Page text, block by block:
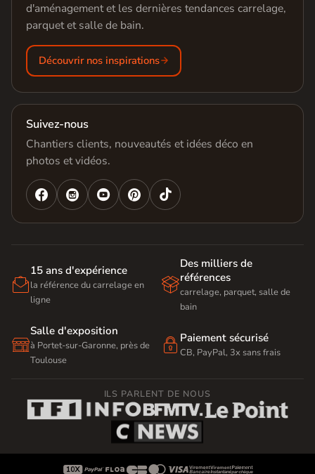
d'aménagement et les dernières tendances carrelage,
parquet et salle de bain.
Découvrir nos inspirations
Suivez-nous
Chantiers clients, nouveautés et idées déco en
photos et vidéos.
   

15 ans d'expérience
la référence du carrelage en
ligne

Des milliers de
références
carrelage, parquet, salle de
bain

Salle d'exposition
à Portet-sur-Garonne, près de
Toulouse
 Paiement sécurisé
CB, PayPal, 3x sans frais
ILS PARLENT DE NOUS
